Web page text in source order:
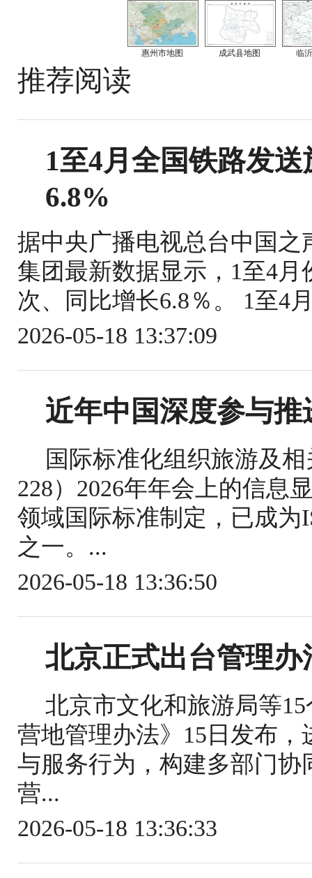
惠州市地图 成武县地图 临
推荐阅读
1至4月全国铁路发
6.8%
据中央广播电视总台中国
集团最新数据显示，1至4月
次、同比增长6.8％。 1至4
2026-05-18 13:37:09
近年中国深度参与
国际标准化组织旅游及
228）2026年年会上的信息
领域国际标准制定，已成为
之一。...
2026-05-18 13:36:50
北京正式出台管理
北京市文化和旅游局等
营地管理办法》15日发布
与服务行为，构建多部门
营...
2026-05-18 13:36:33